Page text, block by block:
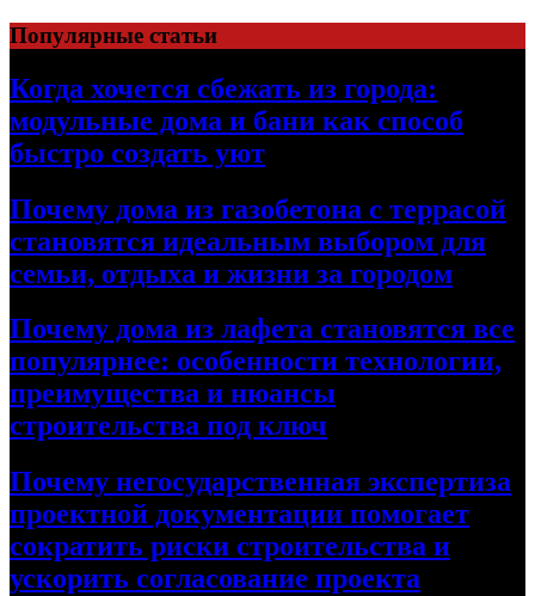
Перейти
к
содержимому
Популярные статьи
Когда хочется сбежать из города:
модульные дома и бани как способ
быстро создать уют
Почему дома из газобетона с террасой
становятся идеальным выбором для
семьи, отдыха и жизни за городом
Почему дома из лафета становятся все
популярнее: особенности технологии,
преимущества и нюансы
строительства под ключ
Почему негосударственная экспертиза
проектной документации помогает
сократить риски строительства и
ускорить согласование проекта